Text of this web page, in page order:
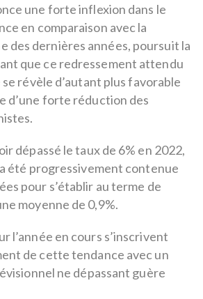
une forte inflexion dans le
en comparaison avec la
des dernières années, poursuit la
que ce redressement attendu
révèle d’autant plus favorable
d’une forte réduction des
dépassé le taux de 6% en 2022,
été progressivement contenue
pour s’établir au terme de
moyenne de 0,9%.
l’année en cours s’inscrivent
de cette tendance avec un
ne dépassant guère